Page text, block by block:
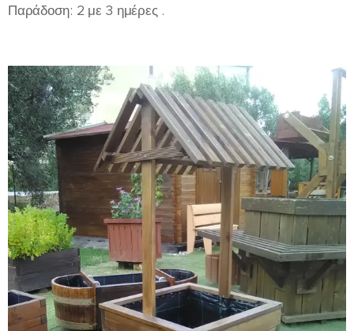
Παράδοση: 2 με 3 ημέρες .